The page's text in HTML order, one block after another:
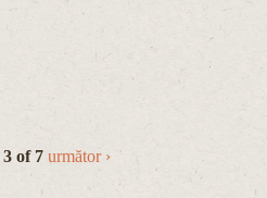
3 of 7 următor ›